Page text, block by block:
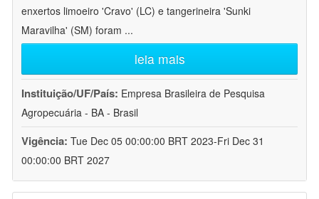
enxertos limoeiro 'Cravo' (LC) e tangerineira 'Sunki
Maravilha' (SM) foram ...
leia mais
Instituição/UF/País: Empresa Brasileira de Pesquisa
Agropecuária - BA - Brasil
Vigência: Tue Dec 05 00:00:00 BRT 2023-Fri Dec 31
00:00:00 BRT 2027